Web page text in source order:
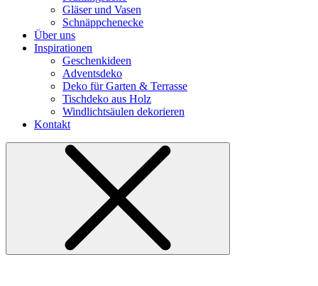
Gläser und Vasen
Schnäppchenecke
Über uns
Inspirationen
Geschenkideen
Adventsdeko
Deko für Garten & Terrasse
Tischdeko aus Holz
Windlichtsäulen dekorieren
Kontakt